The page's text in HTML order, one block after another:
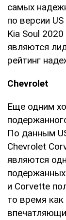
самых
по версии
Kia Soul
являются
рейтинг
Chevrolet
Еще одним
По данным
Chevrolet
являются
и Corvette
то время